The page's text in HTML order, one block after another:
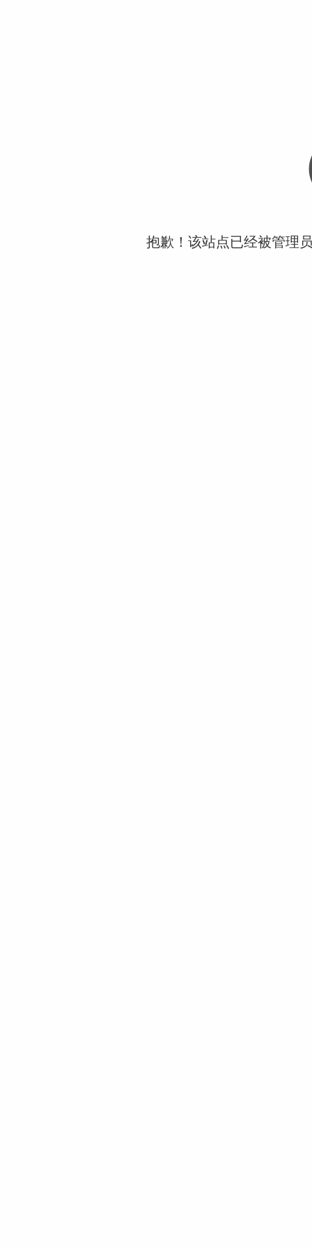
抱歉！该站点已经被管理